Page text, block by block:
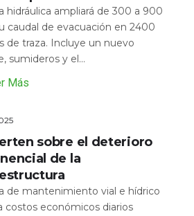
hidráulica ampliará de 300 a 900
caudal de evacuación en 2400
de traza. Incluye un nuevo
sumideros y el...
Más
sobre el deterioro
de la
de mantenimiento vial e hídrico
costos económicos diarios